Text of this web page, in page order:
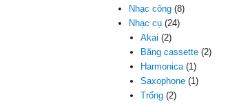
Nhạc công (8)
Nhạc cụ (24)
Akai (2)
Băng cassette(2)
Harmonica(1)
Saxophone(1)
Trống(2)